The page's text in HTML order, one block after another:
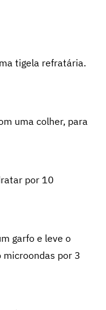
tigela refratária.
uma colher, para
por 10
garfo e leve o
por 3